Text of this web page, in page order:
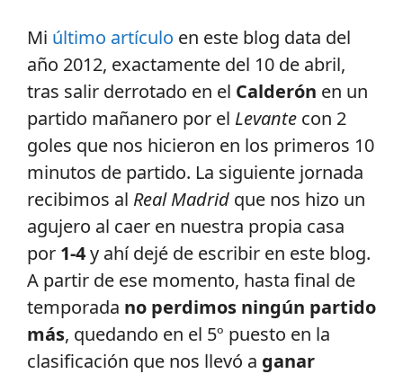
Mi último artículo en este blog data del
año 2012, exactamente del 10 de abril,
tras salir derrotado en el Calderón en un
partido mañanero por el Levante con 2
goles que nos hicieron en los primeros 10
minutos de partido. La siguiente jornada
recibimos al Real Madrid que nos hizo un
agujero al caer en nuestra propia casa
por 1-4y ahí dejé de escribir en este blog.
A partir de ese momento, hasta final de
temporada no perdimos ningún partido
más, quedando en el 5º puesto en la
clasificación que nos llevó a ganar